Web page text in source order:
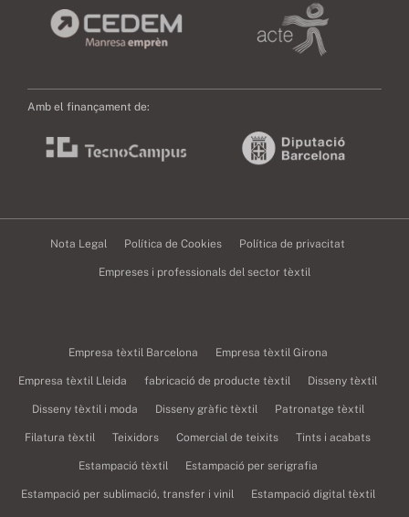
Amb el finançament de:
Nota Legal Política de Cookies Política de privacitat
Empreses i professionals del sector tèxtil
Empresa tèxtil Barcelona Empresa tèxtil Girona
Empresa tèxtil Lleida fabricació de producte tèxtil Disseny tèxtil
Disseny tèxtil i moda Disseny gràfic tèxtil Patronatge tèxtil
Filatura tèxtil Teixidors Comercial de teixits Tints i acabats
Estampació tèxtil Estampació per serigrafia
Estampació per sublimació, transfer i vinil Estampació digital tèxtil